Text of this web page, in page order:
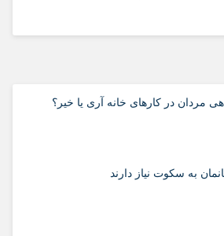
مردان در کارهای خانه آری یا خیر؟
به سکوت نیاز دارند